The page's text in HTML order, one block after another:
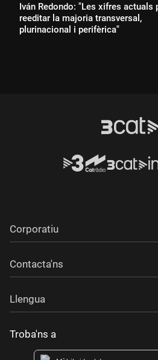
Iván Redondo: "Les xifres actuals
reeditar la majoria transversal,
plurinacional i perifèrica"
Corporatiu
Contacta'ns
Llengua
Troba'ns a